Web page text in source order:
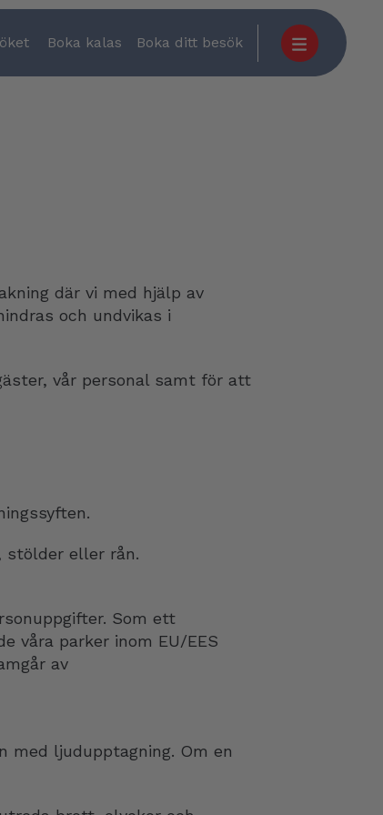
Boka kalas Boka ditt besök
där vi med hjälp av
och undvikas i
vår personal samt för att
stölder eller rån.
Som ett
våra parker inom EU/EES
av
med ljudupptagning. Om en